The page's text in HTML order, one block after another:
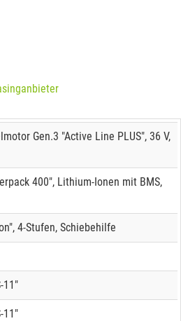
Gen.3 "Active Line PLUS", 36 V,
400", Lithium-Ionen mit BMS,
4-Stufen, Schiebehilfe
11"
11"